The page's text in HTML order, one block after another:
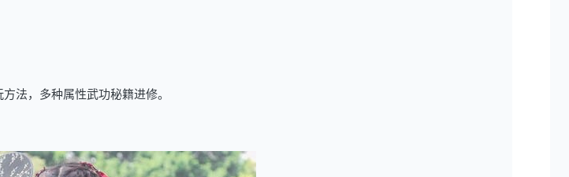
，多种属性武功秘籍进修。